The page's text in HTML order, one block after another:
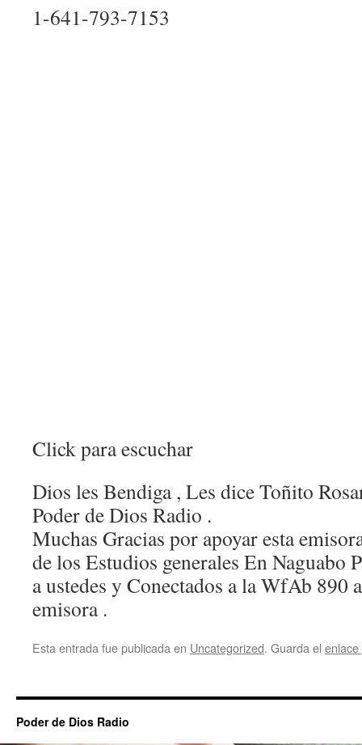
1-641-793-7153
Click para escuchar
Dios les Bendiga , Les dice Toñito
Poder de Dios Radio .
Muchas Gracias por apoyar esta
de los Estudios generales En Naguabo
a ustedes y Conectados a la WfAb 890
emisora .
Esta entrada fue publicada en Uncategorized. Guarda el
Poder de Dios Radio